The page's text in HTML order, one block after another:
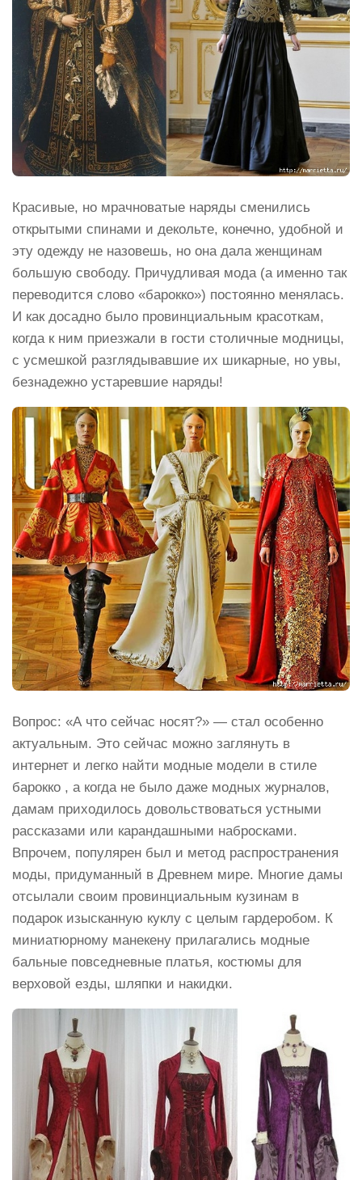
Красивые, но мрачноватые наряды сменились
открытыми спинами и декольте, конечно, удобной и
эту одежду не назовешь, но она дала женщинам
большую свободу. Причудливая мода (а именно так
переводится слово «барокко») постоянно менялась.
И как досадно было провинциальным красоткам,
когда к ним приезжали в гости столичные модницы,
с усмешкой разглядывавшие их шикарные, но увы,
безнадежно устаревшие наряды!
Вопрос: «А что сейчас носят?» — стал особенно
актуальным. Это сейчас можно заглянуть в
интернет и легко найти модные модели в стиле
барокко , а когда не было даже модных журналов,
дамам приходилось довольствоваться устными
рассказами или карандашными набросками.
Впрочем, популярен был и метод распространения
моды, придуманный в Древнем мире. Многие дамы
отсылали своим провинциальным кузинам в
подарок изысканную куклу с целым гардеробом. К
миниатюрному манекену прилагались модные
бальные повседневные платья, костюмы для
верховой езды, шляпки и накидки.